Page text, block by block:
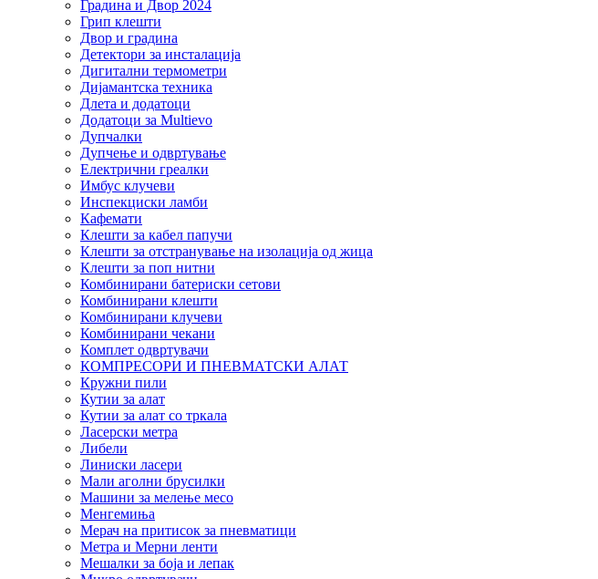
Градина и Двор 2024
Грип клешти
Двор и градина
Детектори за инсталација
Дигитални термометри
Дијамантска техника
Длета и додатоци
Додатоци за Multievo
Дупчалки
Дупчење и одвртување
Електрични греалки
Имбус клучеви
Инспекциски ламби
Кафемати
Клешти за кабел папучи
Клешти за отстранување на изолација од жица
Клешти за поп нитни
Комбинирани батериски сетови
Комбинирани клешти
Комбинирани клучеви
Комбинирани чекани
Комплет одвртувачи
КОМПРЕСОРИ И ПНЕВМАТСКИ АЛАТ
Кружни пили
Кутии за алат
Кутии за алат со тркала
Ласерски метра
Либели
Линиски ласери
Мали аголни брусилки
Машини за мелење месо
Менгемиња
Мерач на притисок за пневматици
Метра и Мерни ленти
Мешалки за боја и лепак